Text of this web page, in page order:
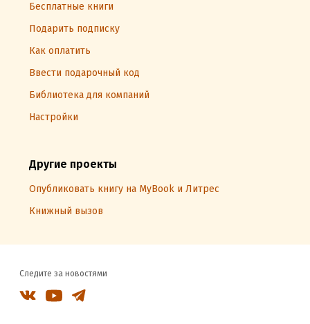
Бесплатные книги
Подарить подписку
Как оплатить
Ввести подарочный код
Библиотека для компаний
Настройки
Другие проекты
Опубликовать книгу на MyBook и Литрес
Книжный вызов
Следите за новостями